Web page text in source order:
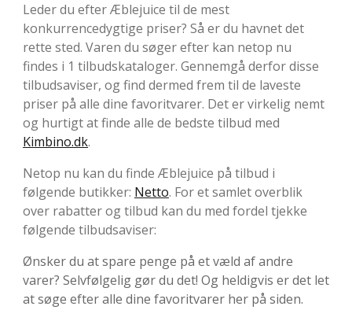
Leder du efter Æblejuice til de mest
konkurrencedygtige priser? Så er du havnet det
rette sted. Varen du søger efter kan netop nu
findes i 1 tilbudskataloger. Gennemgå derfor disse
tilbudsaviser, og find dermed frem til de laveste
priser på alle dine favoritvarer. Det er virkelig nemt
og hurtigt at finde alle de bedste tilbud med
Kimbino.dk.
Netop nu kan du finde Æblejuice på tilbud i
følgende butikker: Netto. For et samlet overblik
over rabatter og tilbud kan du med fordel tjekke
følgende tilbudsaviser:
Ønsker du at spare penge på et væld af andre
varer? Selvfølgelig gør du det! Og heldigvis er det let
at søge efter alle dine favoritvarer her på siden.